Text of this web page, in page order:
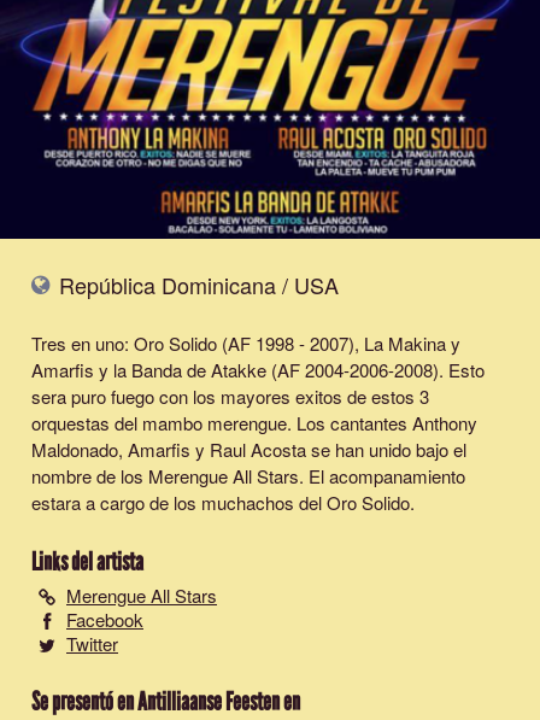
República Dominicana / USA
Tres en uno: Oro Solido (AF 1998 - 2007), La Makina y
Amarfis y la Banda de Atakke (AF 2004-2006-2008). Esto
sera puro fuego con los mayores exitos de estos 3
orquestas del mambo merengue. Los cantantes Anthony
Maldonado, Amarfis y Raul Acosta se han unido bajo el
nombre de los Merengue All Stars. El acompanamiento
estara a cargo de los muchachos del Oro Solido.
Links del artista
Merengue All Stars
Facebook
Twitter
Se presentó en Antilliaanse Feesten en